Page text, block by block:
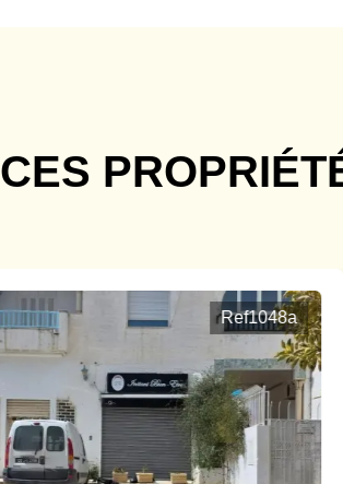
CES
Ref1048a